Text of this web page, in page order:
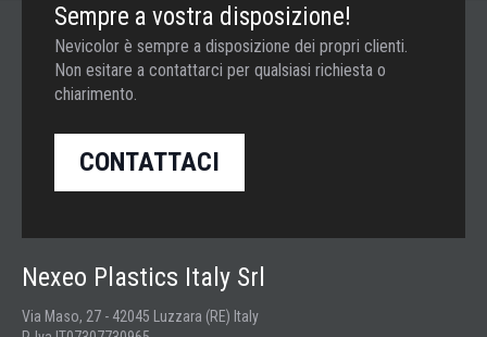
Sempre a vostra disposizione!
Nevicolor è sempre a disposizione dei propri clienti.
Non esitare a contattarci per qualsiasi richiesta o
chiarimento.
CONTATTACI
Nexeo Plastics Italy Srl
Via Maso, 27 - 42045 Luzzara (RE) Italy